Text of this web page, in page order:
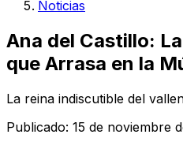
Noticias
Ana del Castillo:
que Arrasa en la
La reina indiscutible del
Publicado: 15 de noviembre